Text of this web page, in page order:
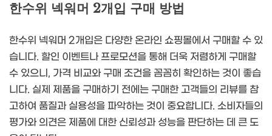
한수위 넥워머 2개입 구매 방법
한수위 넥워머 2개입은 다양한 온라인 쇼핑몰에서 구매할 수 있
습니다. 할인 이벤트나 프로모션을 통해 더욱 저렴하게 구매할
수 있으니, 가격 비교와 구매 조건을 꼼꼼히 확인하는 것이 좋습
니다. 실제 제품을 구매하기 전에는 구매한 고객들의 리뷰를 참
고하여 품질과 실용성을 파악하는 것이 중요합니다. 소비자들의
평가와 의견은 제품에 대한 신뢰성과 성능을 판단하는 데 큰 도